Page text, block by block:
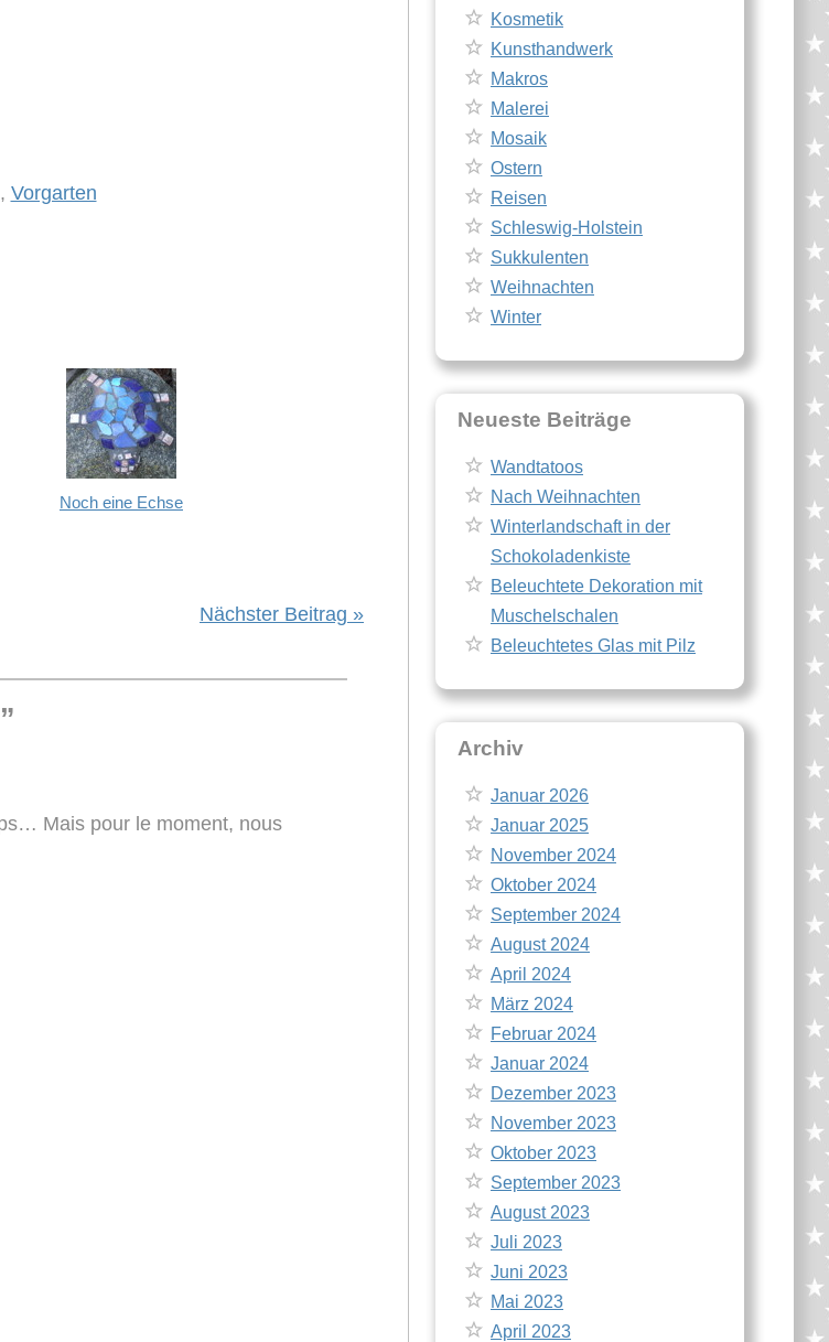
, Vorgarten
Noch eine Echse
Nächster Beitrag »
”
Mais pour le moment, nous
Kosmetik
Kunsthandwerk
Makros
Malerei
Mosaik
Ostern
Reisen
Schleswig-Holstein
Sukkulenten
Weihnachten
Winter
Neueste Beiträge
Wandtatoos
Nach Weihnachten
Winterlandschaft in der
Schokoladenkiste
Beleuchtete Dekoration mit
Muschelschalen
Beleuchtetes Glas mit Pilz
Archiv
Januar 2026
Januar 2025
November 2024
Oktober 2024
September 2024
August 2024
April 2024
März 2024
Februar 2024
Januar 2024
Dezember 2023
November 2023
Oktober 2023
September 2023
August 2023
Juli 2023
Juni 2023
Mai 2023
April 2023